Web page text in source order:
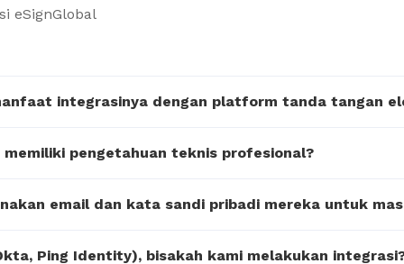
eSignGlobal
integrasinya dengan platform tanda tangan
pengetahuan teknis profesional?
email dan kata sandi pribadi mereka untuk
Ping Identity), bisakah kami melakukan